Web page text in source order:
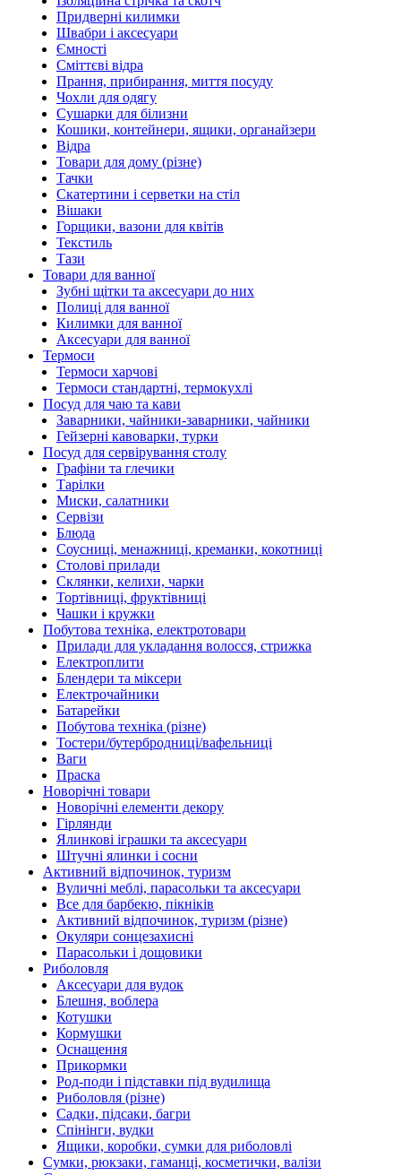
Придверні килимки
Швабри і аксесуари
Ємності
Сміттєві відра
Прання, прибирання, миття посуду
Чохли для одягу
Сушарки для білизни
Кошики, контейнери, ящики, органайзери
Відра
Товари для дому (різне)
Тачки
Скатертини і серветки на стіл
Вішаки
Горщики, вазони для квітів
Текстиль
Тази
Товари для ванної
Зубні щітки та аксесуари до них
Полиці для ванної
Килимки для ванної
Аксесуари для ванної
Термоси
Термоси харчові
Термоси стандартні, термокухлі
Посуд для чаю та кави
Заварники, чайники-заварники, чайники
Гейзерні кавоварки, турки
Посуд для сервірування столу
Графіни та глечики
Тарілки
Миски, салатники
Сервізи
Блюда
Соусниці, менажниці, креманки, кокотниці
Столові прилади
Склянки, келихи, чарки
Тортівниці, фруктівниці
Чашки і кружки
Побутова техніка, електротовари
Прилади для укладання волосся, стрижка
Електроплити
Блендери та міксери
Електрочайники
Батарейки
Побутова техніка (різне)
Тостери/бутербродниці/вафельниці
Ваги
Праска
Новорічні товари
Новорічні елементи декору
Гірлянди
Ялинкові іграшки та аксесуари
Штучні ялинки і сосни
Активний відпочинок, туризм
Вуличні меблі, парасольки та аксесуари
Все для барбекю, пікніків
Активний відпочинок, туризм (різне)
Окуляри сонцезахисні
Парасольки і дощовики
Риболовля
Аксесуари для вудок
Блешня, воблера
Котушки
Кормушки
Оснащення
Прикормки
Род-поди і підставки під вудилища
Риболовля (різне)
Садки, підсаки, багри
Спінінги, вудки
Ящики, коробки, сумки для риболовлі
Сумки, рюкзаки, гаманці, косметички, валізи